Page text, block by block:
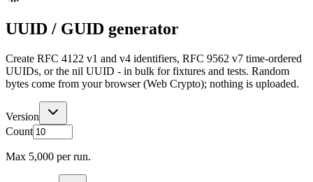
UUID / GUID generator
Create RFC 4122 v1 and v4 identifiers, RFC 9562 v7 time-ordered
UUIDs, or the nil UUID - in bulk for fixtures and tests. Random
bytes come from your browser (Web Crypto); nothing is uploaded.
Version
Count
Max 5,000 per run.